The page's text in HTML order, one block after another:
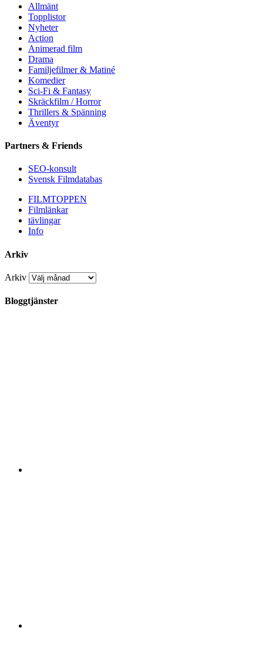
Allmänt
Topplistor
Nyheter
Action
Animerad film
Drama
Familjefilmer & Matiné
Komedier
Sci-Fi & Fantasy
Skräckfilm / Horror
Thrillers & Spänning
Äventyr
Partners & Friends
SEO-konsult
Svensk Filmdatabas
FILMTOPPEN
Filmlänkar
tävlingar
Info
Arkiv
Arkiv
Bloggtjänster